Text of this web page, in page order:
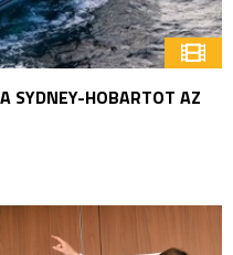
SYDNEY-HOBARTOT AZ